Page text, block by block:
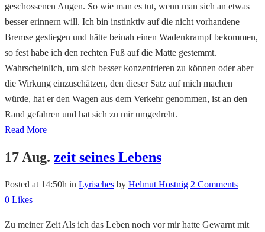
geschossenen Augen. So wie man es tut, wenn man sich an etwas
besser erinnern will. Ich bin instinktiv auf die nicht vorhandene
Bremse gestiegen und hätte beinah einen Wadenkrampf bekommen,
so fest habe ich den rechten Fuß auf die Matte gestemmt.
Wahrscheinlich, um sich besser konzentrieren zu können oder aber
die Wirkung einzuschätzen, den dieser Satz auf mich machen
würde, hat er den Wagen aus dem Verkehr genommen, ist an den
Rand gefahren und hat sich zu mir umgedreht.
Read More
17 Aug. zeit seines Lebens
Posted at 14:50h in Lyrisches by Helmut Hostnig 2 Comments
0 Likes
Zu meiner Zeit Als ich das Leben noch vor mir hatte Gewarnt mit